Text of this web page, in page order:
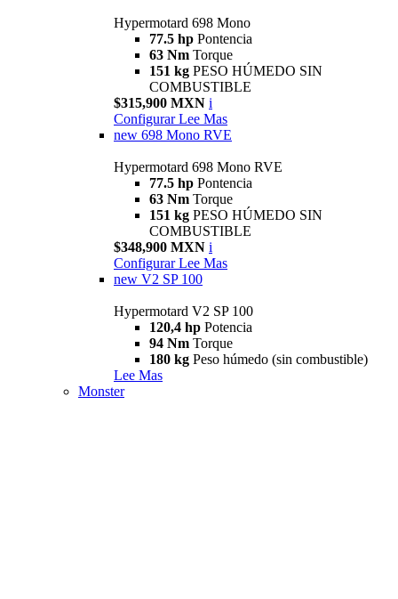
Hypermotard 698 Mono
77.5 hp Pontencia
63 Nm Torque
151 kg PESO HÚMEDO SIN
COMBUSTIBLE
$315,900 MXN i
Configurar Lee Mas
new 698 Mono RVE
Hypermotard 698 Mono RVE
77.5 hp Pontencia
63 Nm Torque
151 kg PESO HÚMEDO SIN
COMBUSTIBLE
$348,900 MXN i
Configurar Lee Mas
new V2 SP 100
Hypermotard V2 SP 100
120,4 hp Potencia
94 Nm Torque
180 kg Peso húmedo (sin combustible)
Lee Mas
Monster